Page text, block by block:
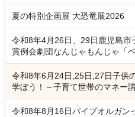
夏の特別企画展 大恐竜展2026
令和8年4月26日、29日鹿児島
賞例会劇団なんじゃもんじゃ「
令和8年6月24日,25日,27日子供
学ぼう！～子育て世帯のマネー
令和8年8月16日パイプオルガン